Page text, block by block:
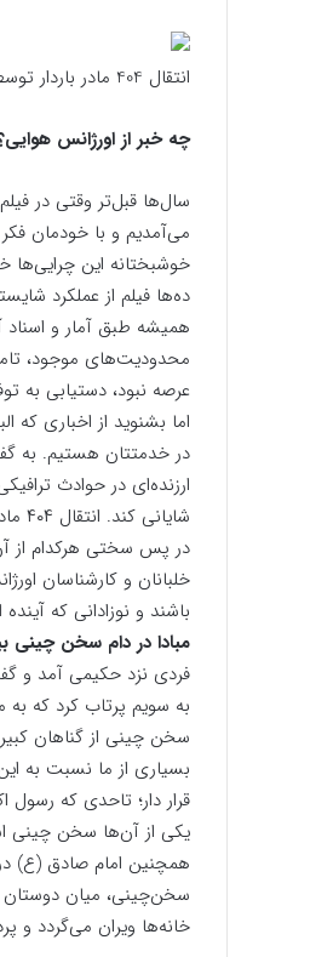
انتقال 404 مادر باردار توسط اورژانس هوایی از مسیرهای صعب العبور به مراکز درمانی
چه خبر از اورژانس
سال‌ها قبل‌تر وقتی در
می‌آمدیم و با خودمان
خوشبختانه این چرایی‌ها
ده‌ها فیلم از عملکرد
همیشه طبق آمار و اسناد
محدودیت‌های موجود،
عرصه نبود، دستیابی به
اما بشنوید از اخباری که
در خدمتتان هستیم. به
ارزنده‌ای در حوادث
در پس سختی هرکدام از
خلبانان و کارشناسان
باشند و نوزادانی که
مبادا در دام سخن چینی
فردی نزد حکیمی آمد و
به سویم پرتاب کرد که به
سخن چینی از گناهان
بسیاری از ما نسبت به
قرار دار؛ تاحدی که رسول
یکی از آن‌ها سخن چینی
همچنین امام صادق (ع)
سخن‌چینی، میان
خانه‌ها ویران می‌گردد